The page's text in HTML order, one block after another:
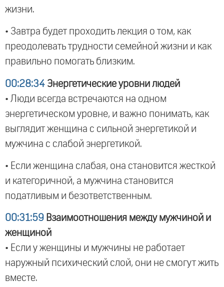
жизни.
• Завтра будет проходить лекция о том, как
преодолевать трудности семейной жизни и как
правильно помогать близким.
00:28:34 Энергетические уровни людей
• Люди всегда встречаются на одном
энергетическом уровне, и важно понимать, как
выглядит женщина с сильной энергетикой и
мужчина с слабой энергетикой.
• Если женщина слабая, она становится жесткой
и категоричной, а мужчина становится
податливым и безответственным.
00:31:59 Взаимоотношения между мужчиной и
женщиной
• Если у женщины и мужчины не работает
наружный психический слой, они не смогут жить
вместе.